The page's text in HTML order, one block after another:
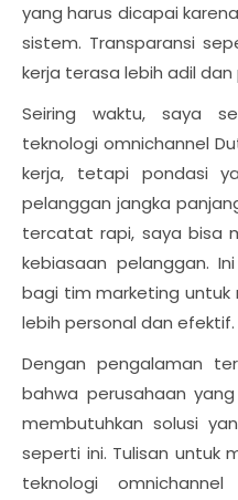
yang harus dicapai
sistem. Transparansi
kerja terasa lebih adil dan
Seiring waktu, saya
teknologi omnichannel
kerja, tetapi pondasi
pelanggan jangka
tercatat rapi, saya bisa
kebiasaan pelanggan.
bagi tim marketing
lebih personal dan efektif.
Dengan pengalaman
bahwa perusahaan
membutuhkan solusi
seperti ini. Tulisan untuk
teknologi